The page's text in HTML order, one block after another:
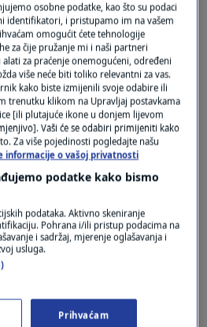
Oglas
TNT-u donosimo pregled
koji su obilježili 2022.
gošća Intervjua tjedna u
| 0
gošća Točke na tjedan u
ruj.|
osobne podatke, kao što su podaci
identifikatori, i pristupamo im na vašem
omogućit ćete tehnologije
za čije pružanje mi i naši partneri
za praćenje onemogućeni, određeni
više neće biti toliko relevantni za vas.
kako biste izmijenili svoje odabire ili
trenutku klikom na Upravljaj postavkama
[ili plutajuće ikone u donjem lijevom
Vaši će se odabiri primijeniti kako
Za više pojedinosti pogledajte našu
informacije o vašoj privatnosti
podatke kako bismo
podataka. Aktivno skeniranje
Pohrana i/ili pristup podacima na
i sadržaj, mjerenje oglašavanja i
usluga.
Prihvaćam